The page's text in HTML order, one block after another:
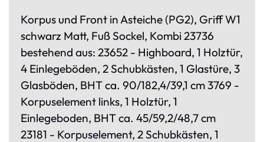
Korpus und Front in Asteiche (PG2), Griff W1
schwarz Matt, Fuß Sockel, Kombi 23736
bestehend aus: 23652 - Highboard, 1 Holztür,
4 Einlegeböden, 2 Schubkästen, 1 Glastüre, 3
Glasböden, BHT ca. 90/182,4/39,1 cm 3769 -
Korpuselement links, 1 Holztür, 1
Einlegeboden, BHT ca. 45/59,2/48,7 cm
23181 - Korpuselement, 2 Schubkästen, 1